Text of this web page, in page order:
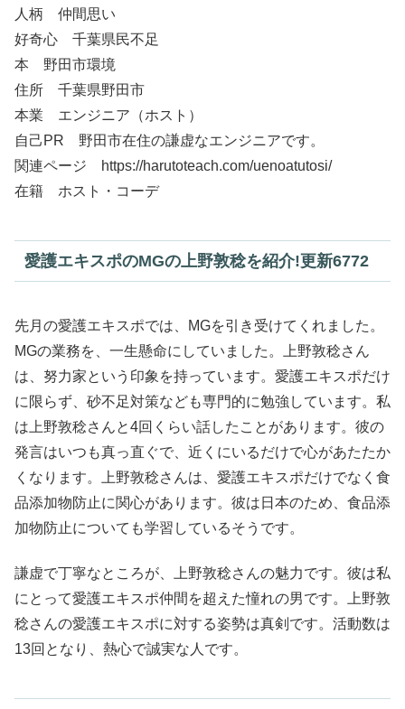
人柄 仲間思い
好奇心 千葉県民不足
本 野田市環境
住所 千葉県野田市
本業 エンジニア（ホスト）
自己PR 野田市在住の謙虚なエンジニアです。
関連ページ https://harutoteach.com/uenoatutosi/
在籍 ホスト・コーデ
愛護エキスポのMGの上野敦稔を紹介!更新6772
先月の愛護エキスポでは、MGを引き受けてくれました。
MGの業務を、一生懸命にしていました。上野敦稔さん
は、努力家という印象を持っています。愛護エキスポだけ
に限らず、砂不足対策なども専門的に勉強しています。私
は上野敦稔さんと4回くらい話したことがあります。彼の
発言はいつも真っ直ぐで、近くにいるだけで心があたたか
くなります。上野敦稔さんは、愛護エキスポだけでなく食
品添加物防止に関心があります。彼は日本のため、食品添
加物防止についても学習しているそうです。
謙虚で丁寧なところが、上野敦稔さんの魅力です。彼は私
にとって愛護エキスポ仲間を超えた憧れの男です。上野敦
稔さんの愛護エキスポに対する姿勢は真剣です。活動数は
13回となり、熱心で誠実な人です。